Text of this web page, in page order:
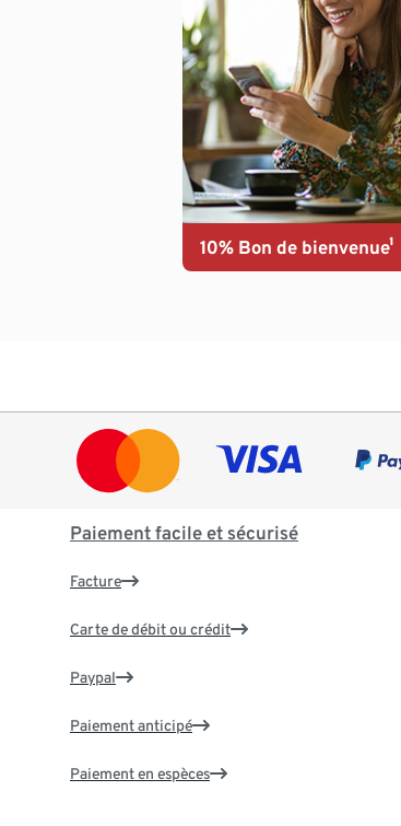
10% Bon de bienvenue¹
Paiement facile et sécurisé
Facture
Carte de débit ou crédit
Paypal
Paiement anticipé
Paiement en espèces